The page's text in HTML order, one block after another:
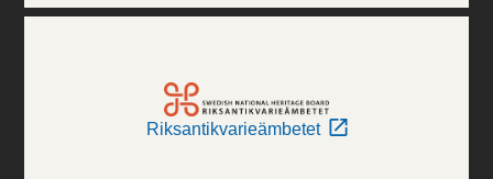
Riksantikvarieämbetet